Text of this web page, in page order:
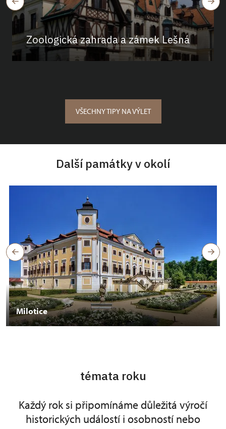
Zoologická zahrada a zámek Lešná
VŠECHNY TIPY NA VÝLET
Další památky v okolí
Milotice
témata roku
Každý rok si připomínáme důležitá výročí
historických událostí i osobností nebo